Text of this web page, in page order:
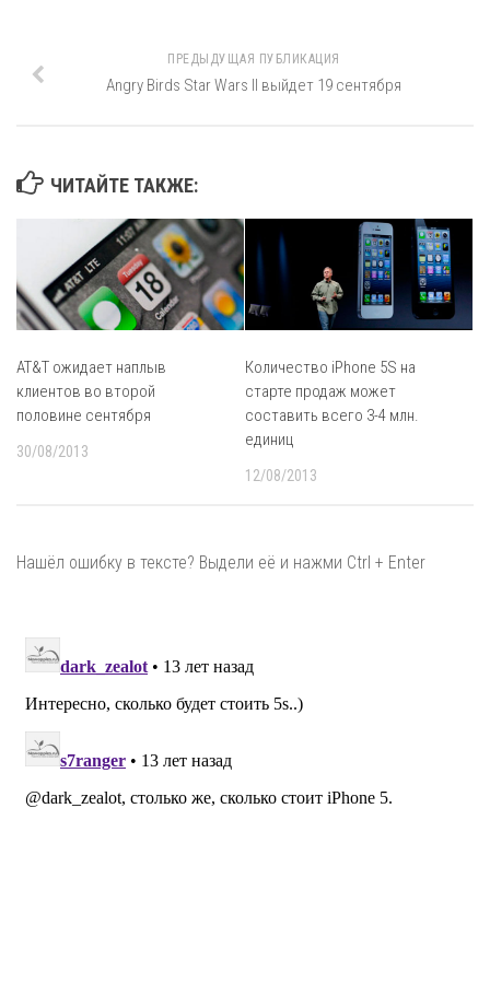
ПРЕДЫДУЩАЯ ПУБЛИКАЦИЯ
Angry Birds Star Wars II выйдет 19 сентября
ЧИТАЙТЕ ТАКЖЕ:
AT&T ожидает наплыв
клиентов во второй
половине сентября
30/08/2013
Количество iPhone 5S на
старте продаж может
составить всего 3-4 млн.
единиц
12/08/2013
Нашёл ошибку в тексте? Выдели её и нажми Ctrl + Enter